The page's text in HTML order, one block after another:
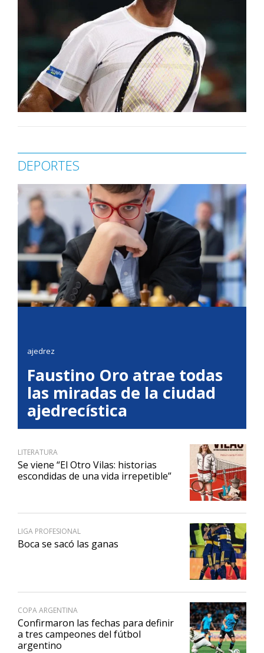
DEPORTES
ajedrez
Faustino Oro atrae todas
las miradas de la ciudad
ajedrecística
LITERATURA
Se viene “El Otro Vilas: historias
escondidas de una vida irrepetible”
LIGA PROFESIONAL
Boca se sacó las ganas
COPA ARGENTINA
Confirmaron las fechas para definir
a tres campeones del fútbol
argentino